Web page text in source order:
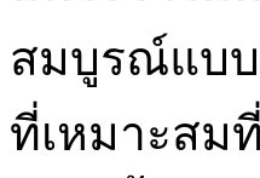
สมบูรณ์แบบ
ที่เหมาะสม